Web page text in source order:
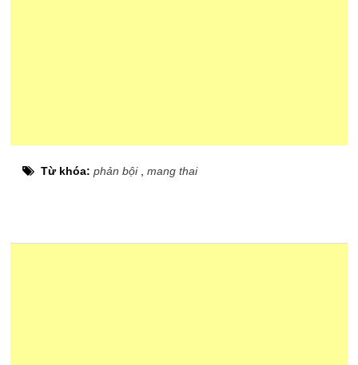
Từ khóa:phản bội,mang thai